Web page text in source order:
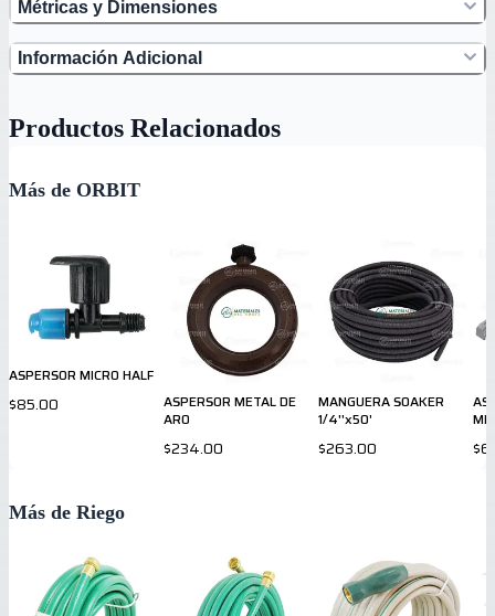
Métricas y Dimensiones
Información Adicional
Productos Relacionados
Más de ORBIT
ASPERSOR MICRO HALF
$85.00
ASPERSOR METAL DE
ARO
$234.00
MANGUERA SOAKER
1/4''x50'
$263.00
Más de Riego